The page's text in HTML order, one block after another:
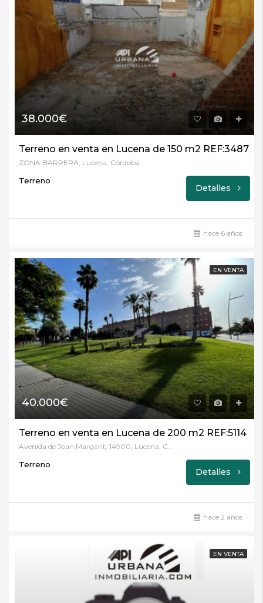
38.000€
Terreno en venta en Lucena de 150 m2 REF:3487
ZONA BARRERA, Lucena, Córdoba
Terreno
Detalles
hace 6 años
EN VENTA
40.000€
Terreno en venta en Lucena de 200 m2 REF:5114
Terreno
Detalles
hace 2 años
EN VENTA